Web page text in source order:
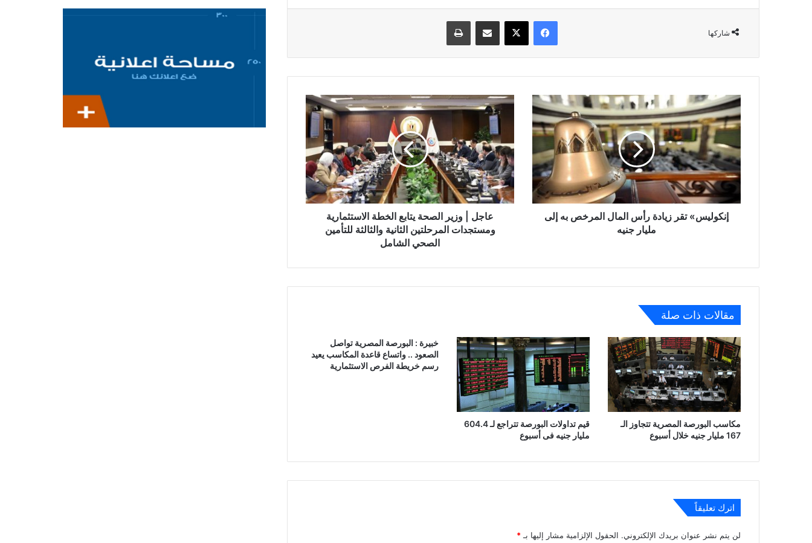
شاركها
فيسبوك ‫X مشاركة عبر البريد طباعة
إنكوليس»
تقر
زيادة
المال
المرخص
به
مليار
جنيهإنكوليس» تقر زيادة رأس المال المرخص به إلى
مليار جنيه
عاجل
الصحة
يتابع
الخطة
الاستثمارية
ومستجدات
المرحلتين
عاجل | وزير الصحة يتابع الخطة الاستثمارية
ومستجدات المرحلتين الثانية والثالثة للتأمين
الصحي الشامل
مقالات ذات صلة
مكاسب البورصة المصرية تتجاوز الـ
167 مليار جنيه خلال أسبوع
قيم تداولات البورصة تتراجع لـ 604.4
مليار جنيه فى أسبوع
خبيرة : البورصة المصرية تواصل
الصعود .. واتساع قاعدة المكاسب يعيد
رسم خريطة الفرص الاستثمارية
اترك تعليقاً
لن يتم نشر عنوان بريدك الإلكتروني. الحقول الإلزامية مشار إليها بـ *